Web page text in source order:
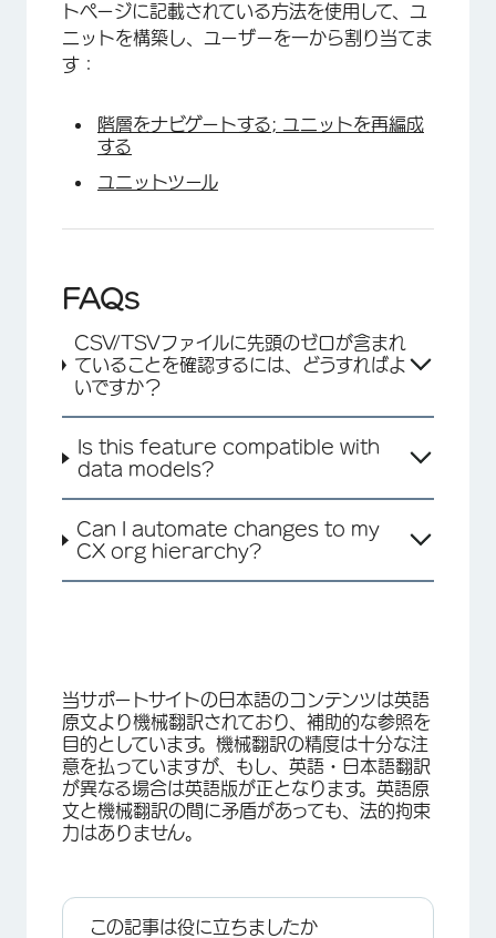
×
トページに記載されている方法を使用して、ユ
ニットを構築し、ユーザーを一から割り当てま
す：
階層をナビゲートする; ユニットを再編成
する
ユニットツール
FAQs
CSV/TSVファイルに先頭のゼロが含まれ
ていることを確認するには、どうすればよ
いですか？
Is this feature compatible with
data models?
Can I automate changes to my
CX org hierarchy?
当サポートサイトの日本語のコンテンツは英語
原文より機械翻訳されており、補助的な参照を
目的としています。機械翻訳の精度は十分な注
意を払っていますが、もし、英語・日本語翻訳
が異なる場合は英語版が正となります。英語原
文と機械翻訳の間に矛盾があっても、法的拘束
力はありません。
この記事は役に立ちましたか